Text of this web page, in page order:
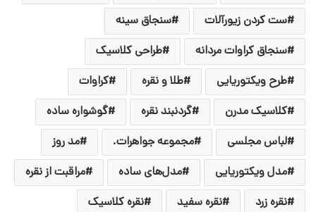
ست کردن زیورآلات
سنجاق سینه
سنجاق کراوات مردانه
طراحی کلاسیک
طرح ویکتوریایی
طلا و نقره
کراوات
کلاسیک مدرن
گردنبند نقره
گوشواره ساده
لباس مجلسی
مجموعه جواهرات.
مد روز
مدل ویکتوریایی
مدل‌های ساده
مراقبت از نقره
نقره زرد
نقره سفید
نقره کلاسیک